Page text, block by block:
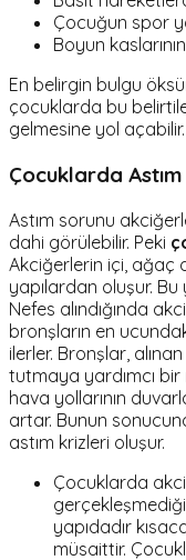
Çocuğun spor
Boyun
En belirgin bulgu
çocuklarda bu
gelmesine yol açabilir.
Çocuklarda
Astım sorunu
dahi görülebilir. Peki
Akciğerlerin içi, ağaç
yapılardan oluşur.
Nefes alındığında
bronşların en
ilerler. Bronşlar,
tutmaya yardımcı bir
hava yollarının
artar. Bunun
astım krizleri oluşur.
Çocuklarda
yapıdadır
müsaittir.